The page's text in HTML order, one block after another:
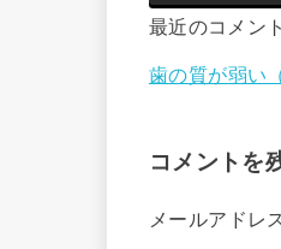
最近のコメント
歯の質が弱い
コメントを
メールアドレ